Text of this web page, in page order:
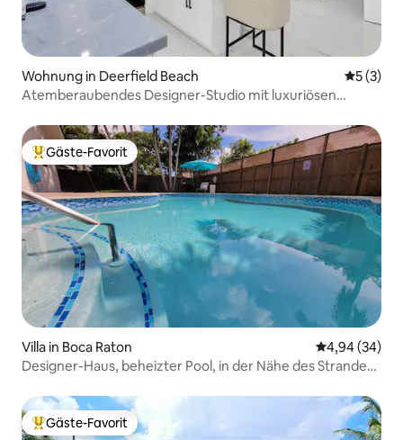
Wohnung in Deerfield Beach
5 (3)
Atemberaubendes Designer-Studio mit luxuriösen
Beliebter Gäste-Favorit.
Gäste-Favorit
Villa in Boca Raton
4,94 (34)
Designer-Haus, beheizter Pool, in der Nähe des Strandes,
Beliebter Gäste-Favorit.
Gäste-Favorit